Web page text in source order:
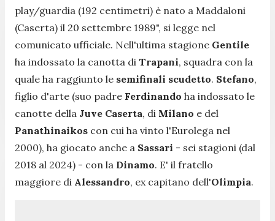
play/guardia (192 centimetri) è nato a Maddaloni
(Caserta) il 20 settembre 1989", si legge nel
comunicato ufficiale. Nell'ultima stagione Gentile
ha indossato la canotta di Trapani, squadra con la
quale ha raggiunto le semifinali scudetto. Stefano,
figlio d'arte (suo padre Ferdinando ha indossato le
canotte della Juve Caserta, di Milano e del
Panathinaikos con cui ha vinto l'Eurolega nel
2000), ha giocato anche a Sassari - sei stagioni (dal
2018 al 2024) - con la Dinamo. E' il fratello
maggiore di Alessandro, ex capitano dell'Olimpia.